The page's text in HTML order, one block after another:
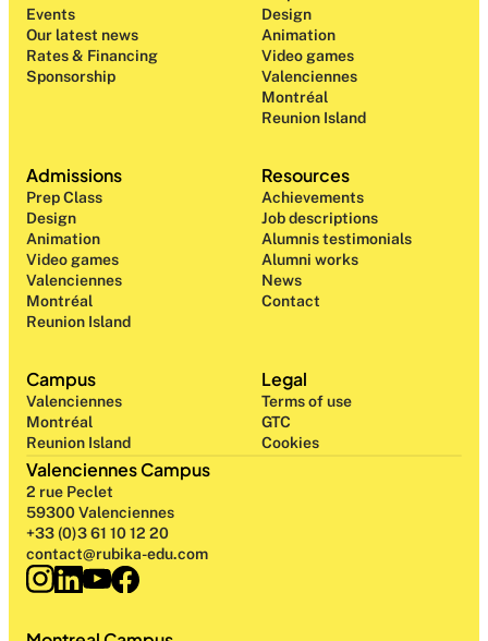
Campus
Valenciennes
Montréal
Reunion Island
Events
Our latest news
Rates & Financing
Sponsorship
Design
Animation
Video games
Valenciennes
Montréal
Reunion Island
Admissions
Prep Class
Design
Animation
Video games
Valenciennes
Montréal
Reunion Island
Resources
Achievements
Job descriptions
Alumnis testimonials
Alumni works
News
Contact
Legal
Terms of use
GTC
Cookies
Valenciennes Campus
2 rue Peclet
59300 Valenciennes
+33 (0)3 61 10 12 20
contact@rubika-edu.com